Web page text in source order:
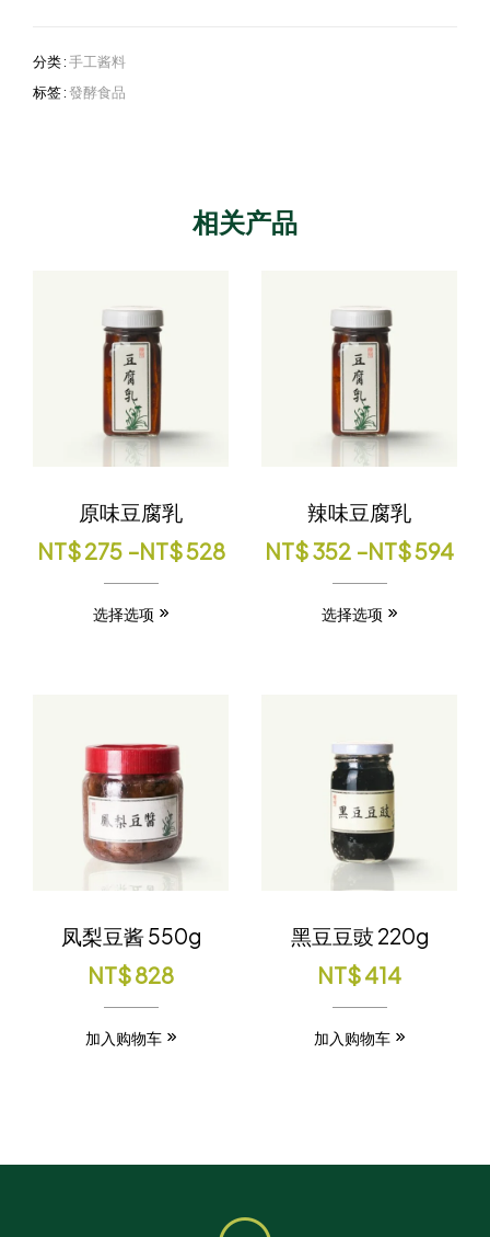
分类 :手工酱料
标签 :發酵食品
相关产品
原味豆腐乳
NT$275 –NT$528
选择选项
辣味豆腐乳
NT$352 –NT$594
选择选项
凤梨豆酱 550g
NT$828
加入购物车
黑豆豆豉 220g
NT$414
加入购物车